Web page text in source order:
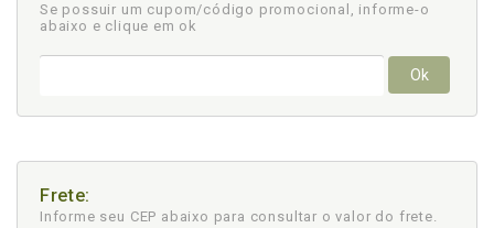
Se possuir um cupom/código promocional, informe-o
abaixo e clique em ok
Ok
Frete:
Informe seu CEP abaixo para consultar o valor do frete.